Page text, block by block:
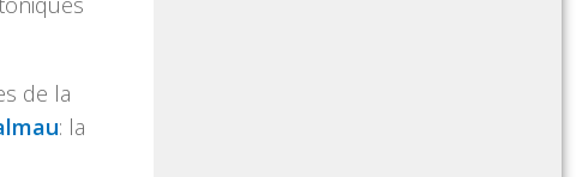
de la
: la